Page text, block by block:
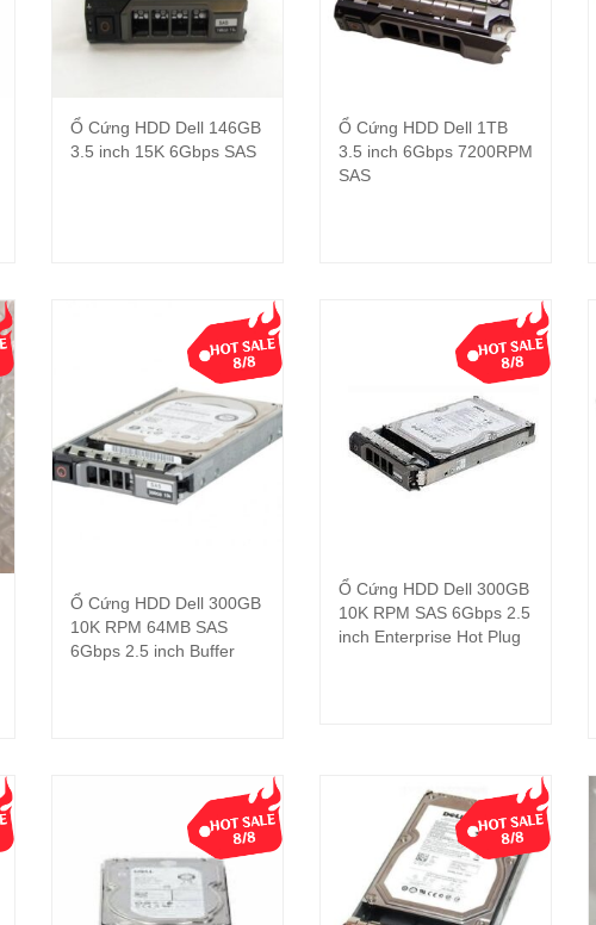
Đọc tiếp
Ổ Cứng HDD Dell 146GB
3.5 inch 15K 6Gbps SAS
Đọc tiếp
Ổ Cứng HDD Dell 1TB
3.5 inch 6Gbps 7200RPM
SAS
Đọc tiếp
Ổ Cứng HDD Dell 300GB
10K RPM 64MB SAS
6Gbps 2.5 inch Buffer
Đọc tiếp
Ổ Cứng HDD Dell 300GB
10K RPM SAS 6Gbps 2.5
inch Enterprise Hot Plug